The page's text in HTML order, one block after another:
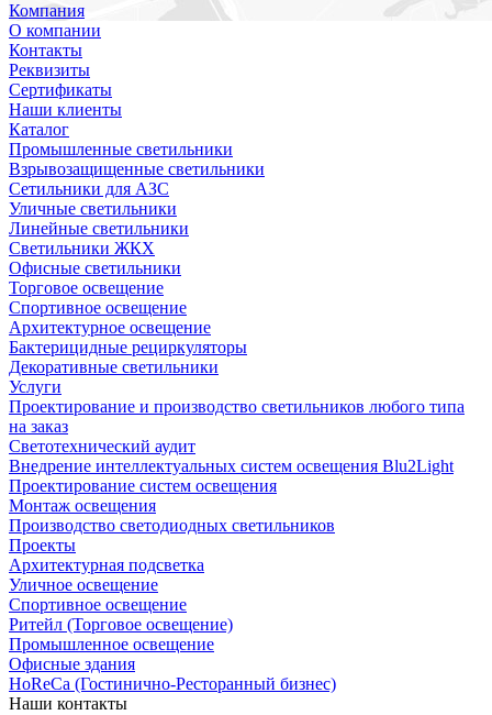
Компания
О компании
Контакты
Реквизиты
Сертификаты
Наши клиенты
Каталог
Промышленные светильники
Взрывозащищенные светильники
Сетильники для АЗС
Уличные светильники
Линейные светильники
Светильники ЖКХ
Офисные светильники
Торговое освещение
Спортивное освещение
Архитектурное освещение
Бактерицидные рециркуляторы
Декоративные светильники
Услуги
Проектирование и производство светильников любого типа
на заказ
Светотехнический аудит
Внедрение интеллектуальных систем освещения Blu2Light
Проектирование систем освещения
Монтаж освещения
Производство светодиодных светильников
Проекты
Архитектурная подсветка
Уличное освещение
Спортивное освещение
Ритейл (Торговое освещение)
Промышленное освещение
Офисные здания
HoReCa (Гостинично-Ресторанный бизнес)
Наши контакты